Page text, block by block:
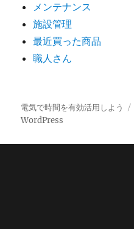
メンテナンス
施設管理
最近買った商品
職人さん
電気で時間を有効活用しよう
WordPress